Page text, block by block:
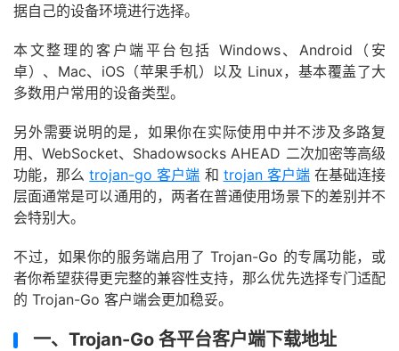
据自己的设备环境进行选择。
本文整理的客户端平台包括 Windows、Android（安
卓）、Mac、iOS（苹果手机）以及 Linux，基本覆盖了大
多数用户常用的设备类型。
另外需要说明的是，如果你在实际使用中并不涉及多路复
用、WebSocket、Shadowsocks AHEAD 二次加密等高级
功能，那么trojan-go 客户端 和 trojan 客户端在基础连接
层面通常是可以通用的，两者在普通使用场景下的差别并不
会特别大。
不过，如果你的服务端启用了 Trojan-Go 的专属功能，或
者你希望获得更完整的兼容性支持，那么优先选择专门适配
的 Trojan-Go 客户端会更加稳妥。
一、Trojan-Go 各平台客户端下载地址